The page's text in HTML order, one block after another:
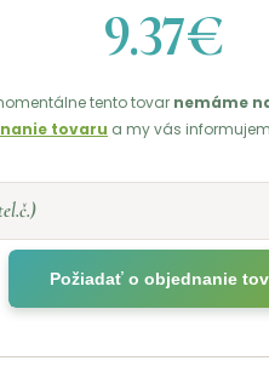
9.37€
tento tovar nemáme
tovaru a my vás
Požiadať o objednanie